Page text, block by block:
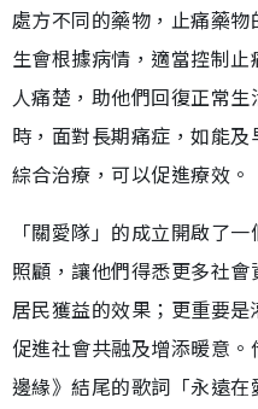
處方不同的藥物，止痛藥
生會根據病情，適當控制
人痛楚，助他們回復正常
時，面對長期痛症，如能
綜合治療，可以促進療效。
「關愛隊」的成立開啟了
照顧，讓他們得悉更多社會
居民獲益的效果；更重要是
促進社會共融及增添暖意
邊緣》結尾的歌詞「永遠